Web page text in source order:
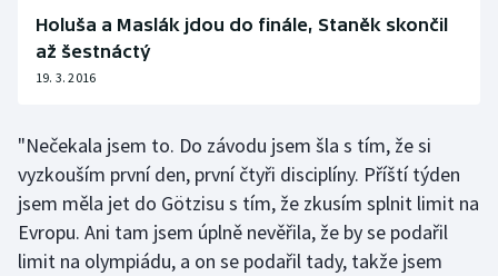
Moderní pětiboj
Motorsport
Olympijské hry
Parasport
Plavání
Holuša a Maslák jdou do finále, Staněk skončil
až šestnáctý
19. 3. 2016
"Nečekala jsem to. Do závodu jsem šla s tím, že si
vyzkouším první den, první čtyři disciplíny. Příští týden
jsem měla jet do Götzisu s tím, že zkusím splnit limit na
Evropu. Ani tam jsem úplně nevěřila, že by se podařil
limit na olympiádu, a on se podařil tady, takže jsem